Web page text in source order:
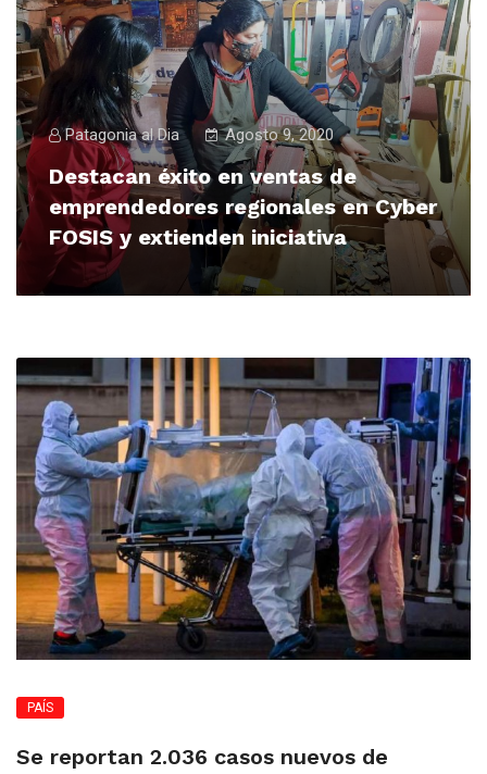
Patagonia al Dia Agosto 9, 2020
Destacan éxito en ventas de
emprendedores regionales en Cyber
FOSIS y extienden iniciativa
PAÍS
Se reportan 2.036 casos nuevos de